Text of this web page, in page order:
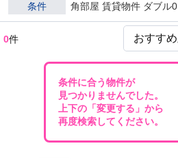
条件 角部屋 賃貸物件 ダブル0
0件
条件に合う物件が
見つかりませんでした。
上下の「変更する」から
再度検索してください。